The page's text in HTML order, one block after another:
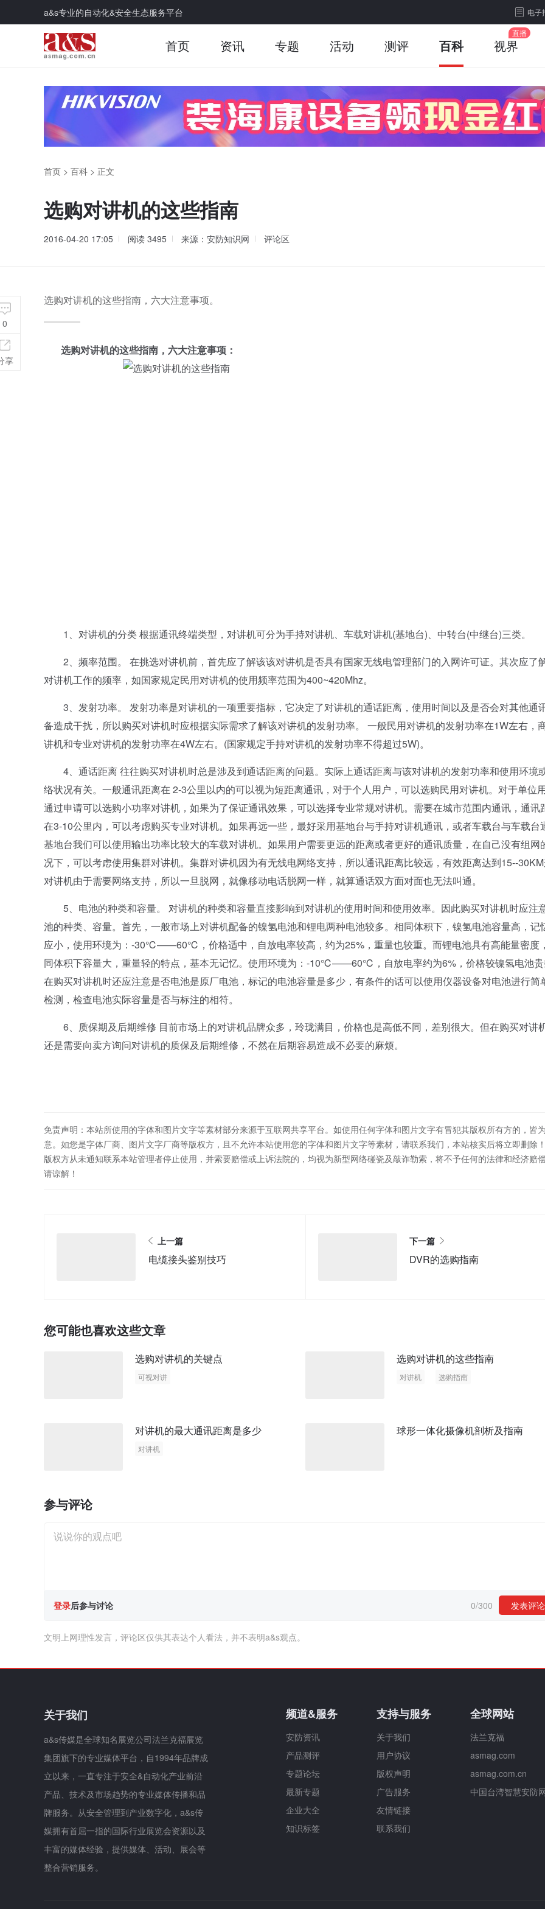
a&s专业的自动化&安全生态服务平台 电子
首页 资讯 专题 活动 测评 百科 视界
首页 > 百科 > 正文
选购对讲机的这些指南
2016-04-20 17:05 阅读 3495 来源：安防知识网 评论区
选购对讲机的这些指南，六大注意事项。
选购对讲机的这些指南，六大注意事项：
1、对讲机的分类 根据通讯终端类型，对讲机可分为手持对讲机、车载对讲机(基地台)、中转台(中继台)三类。
2、频率范围。 在挑选对讲机前，首先应了解该该对讲机是否具有国家无线电管理部门的入网许可证。其次应了
对讲机工作的频率，如国家规定民用对讲机的使用频率范围为400~420Mhz。
3、发射功率。 发射功率是对讲机的一项重要指标，它决定了对讲机的通话距离，使用时间以及是否会对其他通
备造成干扰，所以购买对讲机时应根据实际需求了解该对讲机的发射功率。 一般民用对讲机的发射功率在1W左右，
讲机和专业对讲机的发射功率在4W左右。(国家规定手持对讲机的发射功率不得超过5W)。
4、通话距离 往往购买对讲机时总是涉及到通话距离的问题。实际上通话距离与该对讲机的发射功率和使用环境
络状况有关。一般通讯距离在 2-3公里以内的可以视为短距离通讯，对于个人用户，可以选购民用对讲机。对于单位
通过申请可以选购小功率对讲机，如果为了保证通讯效果，可以选择专业常规对讲机。需要在城市范围内通讯，通讯
在3-10公里内，可以考虑购买专业对讲机。如果再远一些，最好采用基地台与手持对讲机通讯，或者车载台与车载台
基地台我们可以使用输出功率比较大的车载对讲机。如果用户需要更远的距离或者更好的通讯质量，在自己没有组网
况下，可以考虑使用集群对讲机。集群对讲机因为有无线电网络支持，所以通讯距离比较远，有效距离达到15--
对讲机由于需要网络支持，所以一旦脱网，就像移动电话脱网一样，就算通话双方面对面也无法叫通。
5、电池的种类和容量。 对讲机的种类和容量直接影响到对讲机的使用时间和使用效率。因此购买对讲机时应注
池的种类、容量。首先，一般市场上对讲机配备的镍氢电池和锂电两种电池较多。相同体积下，镍氢电池容量高，记
应小，使用环境为：-30℃——60℃，价格适中，自放电率较高，约为25%，重量也较重。而锂电池具有高能量密度
同体积下容量大，重量轻的特点，基本无记忆。使用环境为：-10℃——60℃，自放电率约为6%，价格较镍氢电池贵
在购买对讲机时还应注意是否电池是原厂电池，标记的电池容量是多少，有条件的话可以使用仪器设备对电池进行简
检测，检查电池实际容量是否与标注的相符。
6、质保期及后期维修 目前市场上的对讲机品牌众多，玲珑满目，价格也是高低不同，差别很大。但在购买对讲
还是需要向卖方询问对讲机的质保及后期维修，不然在后期容易造成不必要的麻烦。
免责声明：本站所使用的字体和图片文字等素材部分来源于互联网共享平台。如使用任何字体和图片文字有冒犯其版权所有方的，皆
意。如您是字体厂商、图片文字厂商等版权方，且不允许本站使用您的字体和图片文字等素材，请联系我们，本站核实后将立即删除
版权方从未通知联系本站管理者停止使用，并索要赔偿或上诉法院的，均视为新型网络碰瓷及敲诈勒索，将不予任何的法律和经济赔
请谅解！
上一篇
电缆接头鉴别技巧
下一篇
DVR的选购指南
您可能也喜欢这些文章
选购对讲机的关键点
可视对讲
选购对讲机的这些指南
对讲机 选购指南
对讲机的最大通讯距离是多少
对讲机
球形一体化摄像机剖析及指南
参与评论
登录后参与讨论 0/300 发表评论
文明上网理性发言，评论区仅供其表达个人看法，并不表明a&s观点。
0
享
关于我们
a&s传媒是全球知名展览公司法兰克福展览
集团旗下的专业媒体平台，自1994年品牌成
立以来，一直专注于安全&自动化产业前沿
产品、技术及市场趋势的专业媒体传播和品
牌服务。从安全管理到产业数字化，a&s传
媒拥有首屈一指的国际行业展览会资源以及
丰富的媒体经验，提供媒体、活动、展会等
整合营销服务。
频道&服务
安防资讯
产品测评
专题论坛
最新专题
企业大全
知识标签
支持与服务
关于我们
用户协议
版权声明
广告服务
友情链接
联系我们
全球网站
法兰克福
asmag.com
asmag.com.cn
中国台湾智慧安防